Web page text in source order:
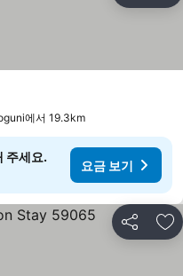
에서 19.3km
주세요.
요금 보기
공유 즐